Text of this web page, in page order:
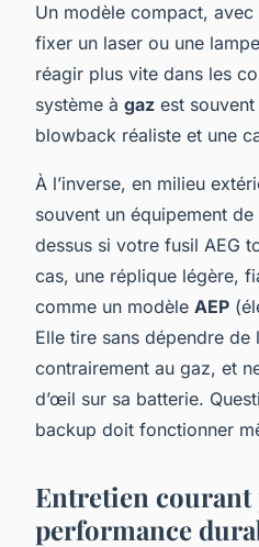
Un modèle compact,
fixer un laser ou une
réagir plus vite dans les
système à gaz est
blowback réaliste et une
À l’inverse, en milieu
souvent un équipement
dessus si votre fusil AEG
cas, une réplique légère,
comme un modèle AEP
Elle tire sans dépendre de
contrairement au gaz, et
d’œil sur sa batterie.
backup doit fonctionner
Entretien courant
performance